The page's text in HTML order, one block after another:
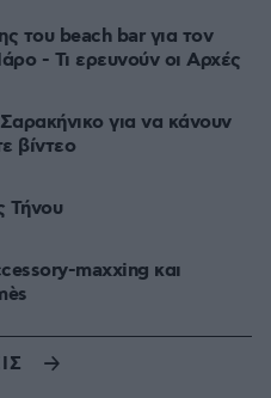
του beach bar για τον
- Τι ερευνούν οι Αρχές
για να κάνουν
βίντεο
Τήνου
maxxing και